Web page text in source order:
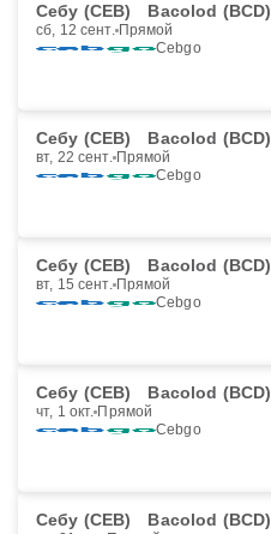
Себу (CEB) Bacolod (BCD)
сб, 12 сент. Прямой
Cebgo
Себу (CEB) Bacolod (BCD)
вт, 22 сент. Прямой
Cebgo
Себу (CEB) Bacolod (BCD)
вт, 15 сент. Прямой
Cebgo
Себу (CEB) Bacolod (BCD)
чт, 1 окт. Прямой
Cebgo
Себу (CEB) Bacolod (BCD)